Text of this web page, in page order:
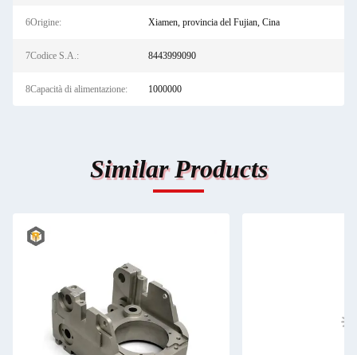
6Origine: Xiamen, provincia del Fujian, Cina
7Codice S.A.: 8443999090
8Capacità di alimentazione: 1000000
Similar Products